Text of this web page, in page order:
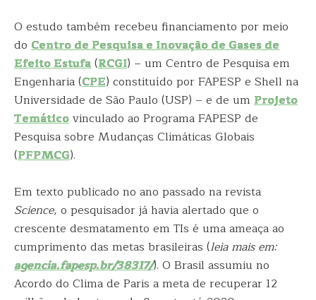
O estudo também recebeu financiamento por meio
do Centro de Pesquisa e Inovação de Gases de
Efeito Estufa(RCGI) – um Centro de Pesquisa em
Engenharia (CPE) constituído por FAPESP e Shell na
Universidade de São Paulo (USP) – e de um Projeto
Temáticovinculado ao Programa FAPESP de
Pesquisa sobre Mudanças Climáticas Globais
(PFPMCG).
Em texto publicado no ano passado na revista
Science, o pesquisador já havia alertado que o
crescente desmatamento em TIs é uma ameaça ao
cumprimento das metas brasileiras (leia mais em:
agencia.fapesp.br/38317/). O Brasil assumiu no
Acordo do Clima de Paris a meta de recuperar 12